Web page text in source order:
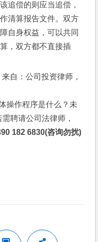
追偿的则应当追偿，
清算报告文件。双方
自身权益，可以共同
，双方都不直接插
自：公司投资律师，
操作程序是什么？未
聘请公司法律师，
182 6830(咨询勿扰)